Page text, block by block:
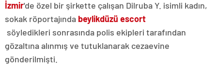
İzmir'de özel bir şirkette çalışan Dilruba Y. isimli kadın,
sokak röportajında beylikdüzü escort
söyledikleri sonrasında polis ekipleri tarafından
gözaltına alınmış ve tutuklanarak cezaevine
gönderilmişti.